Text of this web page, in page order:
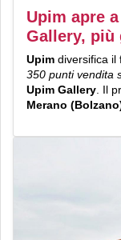
Upim apre
Gallery, più
Upim diversifica il
350 punti vendita
Upim Gallery . Il
Merano